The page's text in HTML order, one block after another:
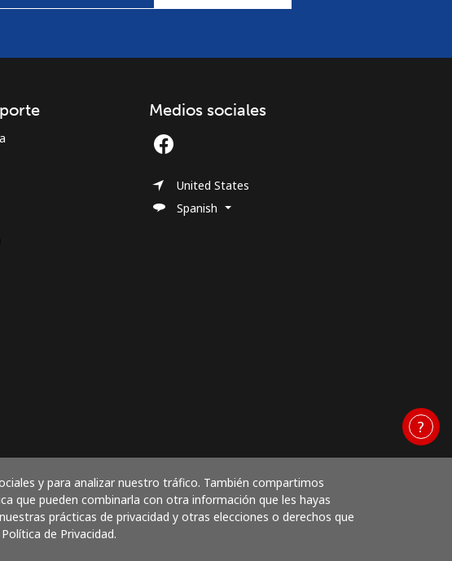
y para analizar nuestro tráfico. También compartimos
que pueden combinarla con otra información que les hayas
prácticas de privacidad y otras elecciones o derechos que
de Privacidad.
Medios sociales
United States
Spanish